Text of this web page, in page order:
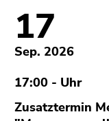
17
Sep. 2026
17:00 - Uhr
Zusatztermin